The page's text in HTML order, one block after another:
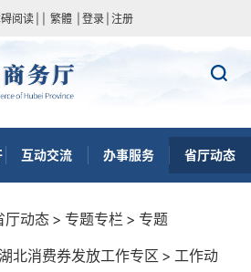
阅读 繁體 登录 注册
互动交流 办事服务 省厅动态
厅动态 > 专题专栏 > 专题
北消费券发放工作专区 > 工作动